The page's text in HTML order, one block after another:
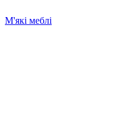
М'які меблі